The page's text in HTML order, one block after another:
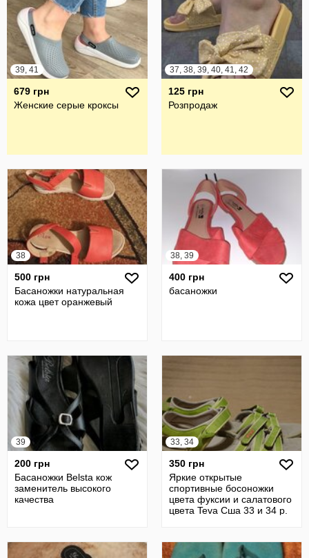
39, 41
679 грн
Женские серые кроксы
37, 38, 39, 40, 41, 42
125 грн
Розпродаж
38
500 грн
Басаножки натуральная
кожа цвет оранжевый
38, 39
400 грн
басаножки
39
200 грн
Басаножки Belsta кож
заменитель высокого
качества
33, 34
350 грн
Яркие открытые
спортивные босоножки
цвета фуксии и салатового
цвета Teva Сша 33 и 34 р.